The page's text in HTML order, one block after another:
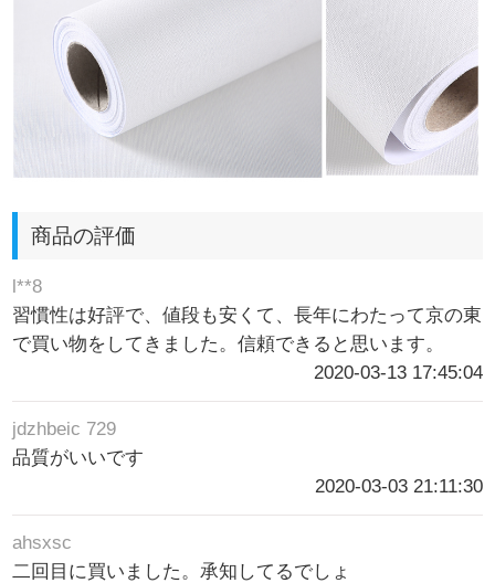
商品の評価
l**8
習慣性は好評で、値段も安くて、長年にわたって京の東
で買い物をしてきました。信頼できると思います。
2020-03-13 17:45:04
jdzhbeic 729
品質がいいです
2020-03-03 21:11:30
ahsxsc
二回目に買いました。承知してるでしょ